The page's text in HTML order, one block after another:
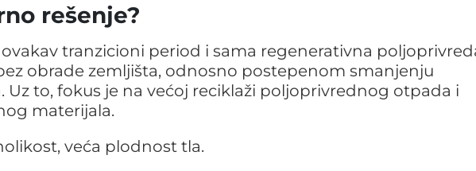
rešenje?
tranzicioni period i sama regenerativna
obrade zemljišta, odnosno postepenom smanjenju
Uz to, fokus je na većoj reciklaži poljoprivrednog otpada i
materijala.
veća plodnost tla.